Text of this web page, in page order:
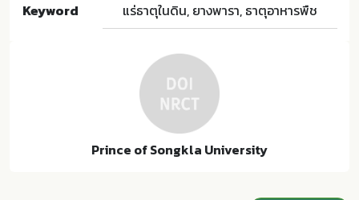
Keyword แร่ธาตุในดิน, ยางพารา, ธาตุอาหารพืช
Prince of Songkla University